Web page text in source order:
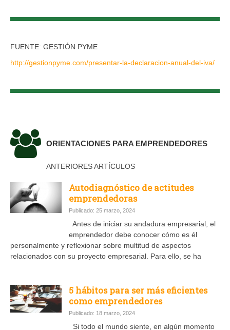
FUENTE: GESTIÓN PYME
http://gestionpyme.com/presentar-la-declaracion-anual-del-iva/
ORIENTACIONES PARA EMPRENDEDORES
ANTERIORES ARTÍCULOS
Autodiagnóstico de actitudes
emprendedoras
Publicado: 25 marzo, 2024
Antes de iniciar su andadura empresarial, el
emprendedor debe conocer cómo es él
personalmente y reflexionar sobre multitud de aspectos
relacionados con su proyecto empresarial. Para ello, se ha
5 hábitos para ser más eficientes
como emprendedores
Publicado: 18 marzo, 2024
Si todo el mundo siente, en algún momento